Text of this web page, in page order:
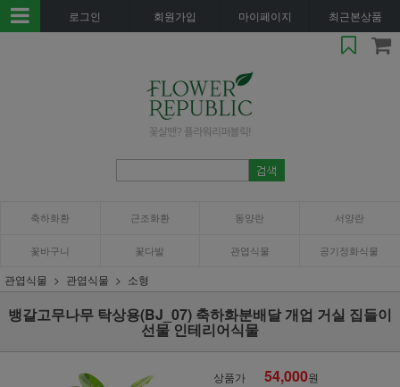
로그인 회원가입 마이페이지 최근본상품
축하화환 근조화환 동양란 서양란
꽃바구니 꽃다발 관엽식물 공기정화식물
관엽식물 관엽식물 소형
뱅갈고무나무 탁상용(BJ_07) 축하화분배달 개업 거실 집들이
선물 인테리어식물
상품가 54,000원